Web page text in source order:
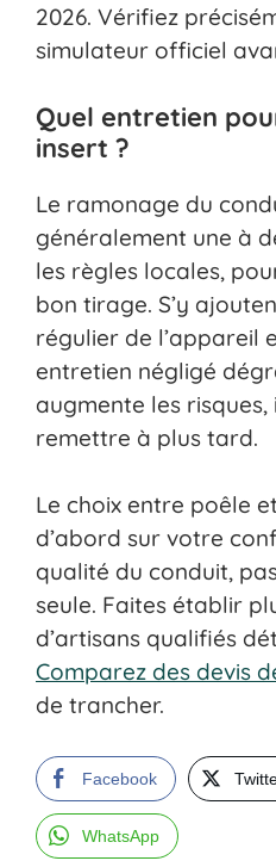
2026. Vérifiez
simulateur officiel
Quel entretien
insert ?
Le ramonage du
généralement une à
les règles locales,
bon tirage. S’y
régulier de l’appareil
entretien négligé
augmente les
remettre à plus tard.
Le choix entre poêle
d’abord sur votre
qualité du conduit,
seule. Faites établir
d’artisans qualifiés
Comparez des devis
de trancher.
Facebook
WhatsApp